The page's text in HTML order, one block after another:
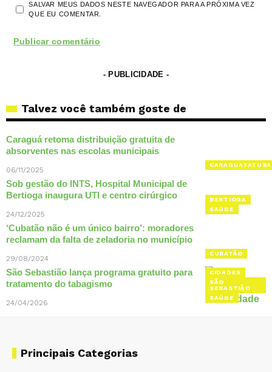
SALVAR MEUS DADOS NESTE NAVEGADOR PARA A PRÓXIMA VEZ
QUE EU COMENTAR.
- PUBLICIDADE -
Talvez você também goste de
CARAGUATATUBA
Caraguá retoma distribuição gratuita de
absorventes nas escolas municipais
06/11/2025
BERTIOGA
SAÚDE
Sob gestão do INTS, Hospital Municipal de
Bertioga inaugura UTI e centro cirúrgico
24/12/2025
CUBATÃO
‘Cubatão não é um único bairro’: moradores
reclamam da falta de zeladoria no município
29/08/2024
CIDADES
SÃO
SEBASTIÃO
SAÚDE
São Sebastião lança programa gratuito para
tratamento do tabagismo
24/04/2026
Principais Categorias